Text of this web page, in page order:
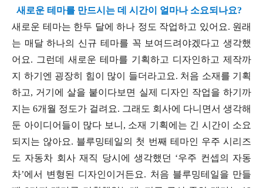
새로운 테마를 만드시는 데 시간이 얼마나 소요되나요?
새로운 테마는 한두 달에 하나 정도 작업하고 있어요. 원래
는 매달 하나의 신규 테마를 꼭 보여드려야겠다고 생각했
어요. 그런데 새로운 테마를 기획하고 디자인하고 제작까
지 하기엔 굉장히 힘이 많이 들더라고요. 처음 소재를 기획
하고, 거기에 살을 붙이다보면 실제 디자인 작업을 하기까
지는 6개월 정도가 걸려요. 그래도 회사에 다니면서 생각해
둔 아이디어들이 많다 보니, 소재 기획에는 긴 시간이 소요
되지는 않아요. 블루밍테일의 첫 번째 테마인 우주 시리즈
도 자동차 회사 재직 당시에 생각했던 ‘우주 컨셉의 자동
차’에서 변형된 디자인이거든요. 처음 블루밍테일을 만들